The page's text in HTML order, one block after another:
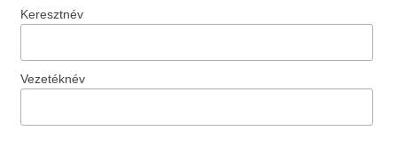
Keresztnév
Vezetéknév